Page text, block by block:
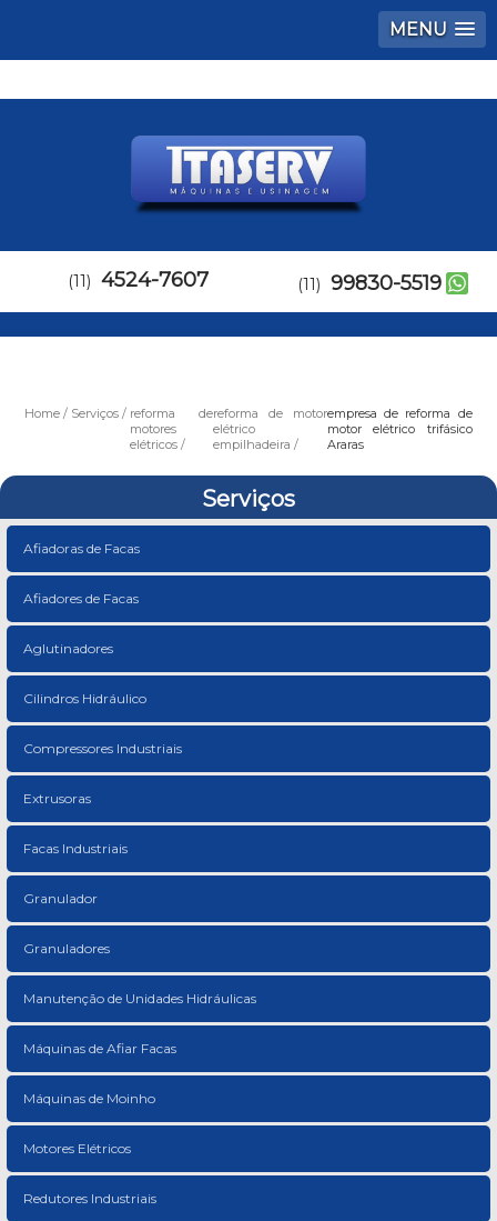
MENU
(11) 4524-7607 (11) 99830-5519
Home Serviços
reforma de
motores
elétricos
reforma de motor
elétrico
empilhadeira
empresa de reforma de
motor elétrico trifásico
Araras
Serviços
Afiadoras de Facas
Afiadores de Facas
Aglutinadores
Cilindros Hidráulico
Compressores Industriais
Extrusoras
Facas Industriais
Granulador
Granuladores
Manutenção de Unidades Hidráulicas
Máquinas de Afiar Facas
Máquinas de Moinho
Motores Elétricos
Redutores Industriais